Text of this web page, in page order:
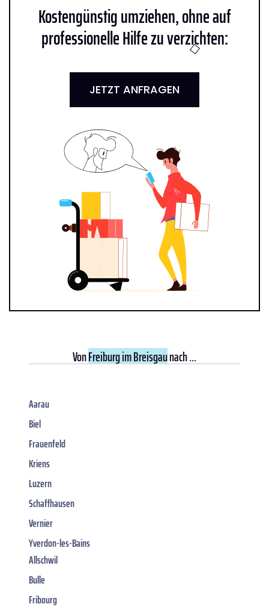
Kostengünstig umziehen, ohne auf
professionelle Hilfe zu verzichten:
JETZT ANFRAGEN
VonFreiburg im Breisgaunach ...
Aarau
Biel
Frauenfeld
Kriens
Luzern
Schaffhausen
Vernier
Yverdon-les-Bains
Allschwil
Bulle
Fribourg